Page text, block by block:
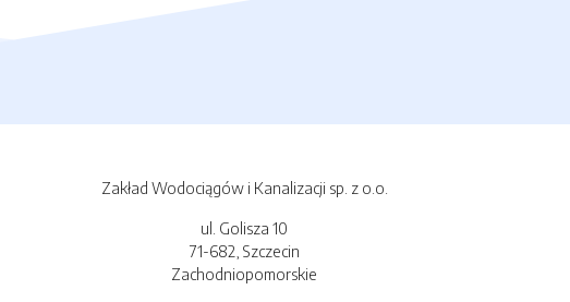
Zakład Wodociągów i Kanalizacji sp. z o.o.
ul. Golisza 10
71-682, Szczecin
Zachodniopomorskie